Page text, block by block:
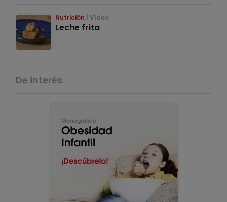
Nutrición Vídeo
Leche frita
De interés